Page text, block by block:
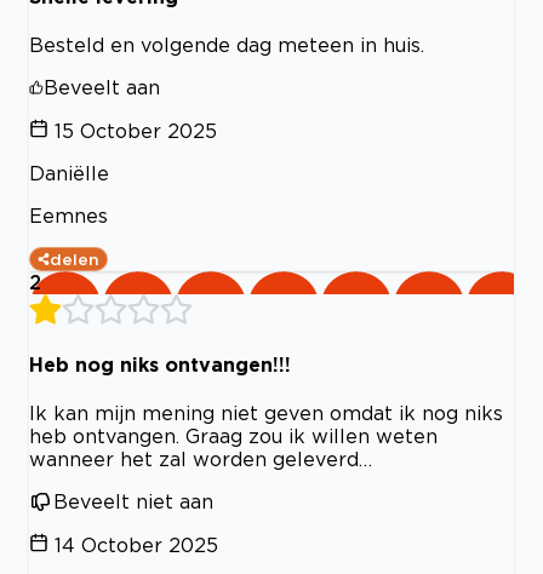
Besteld en volgende dag meteen in huis.
Beveelt aan
15 October 2025
Daniëlle
Eemnes
delen
2
Heb nog niks ontvangen!!!
Ik kan mijn mening niet geven omdat ik nog niks
heb ontvangen. Graag zou ik willen weten
wanneer het zal worden geleverd…
Beveelt niet aan
14 October 2025